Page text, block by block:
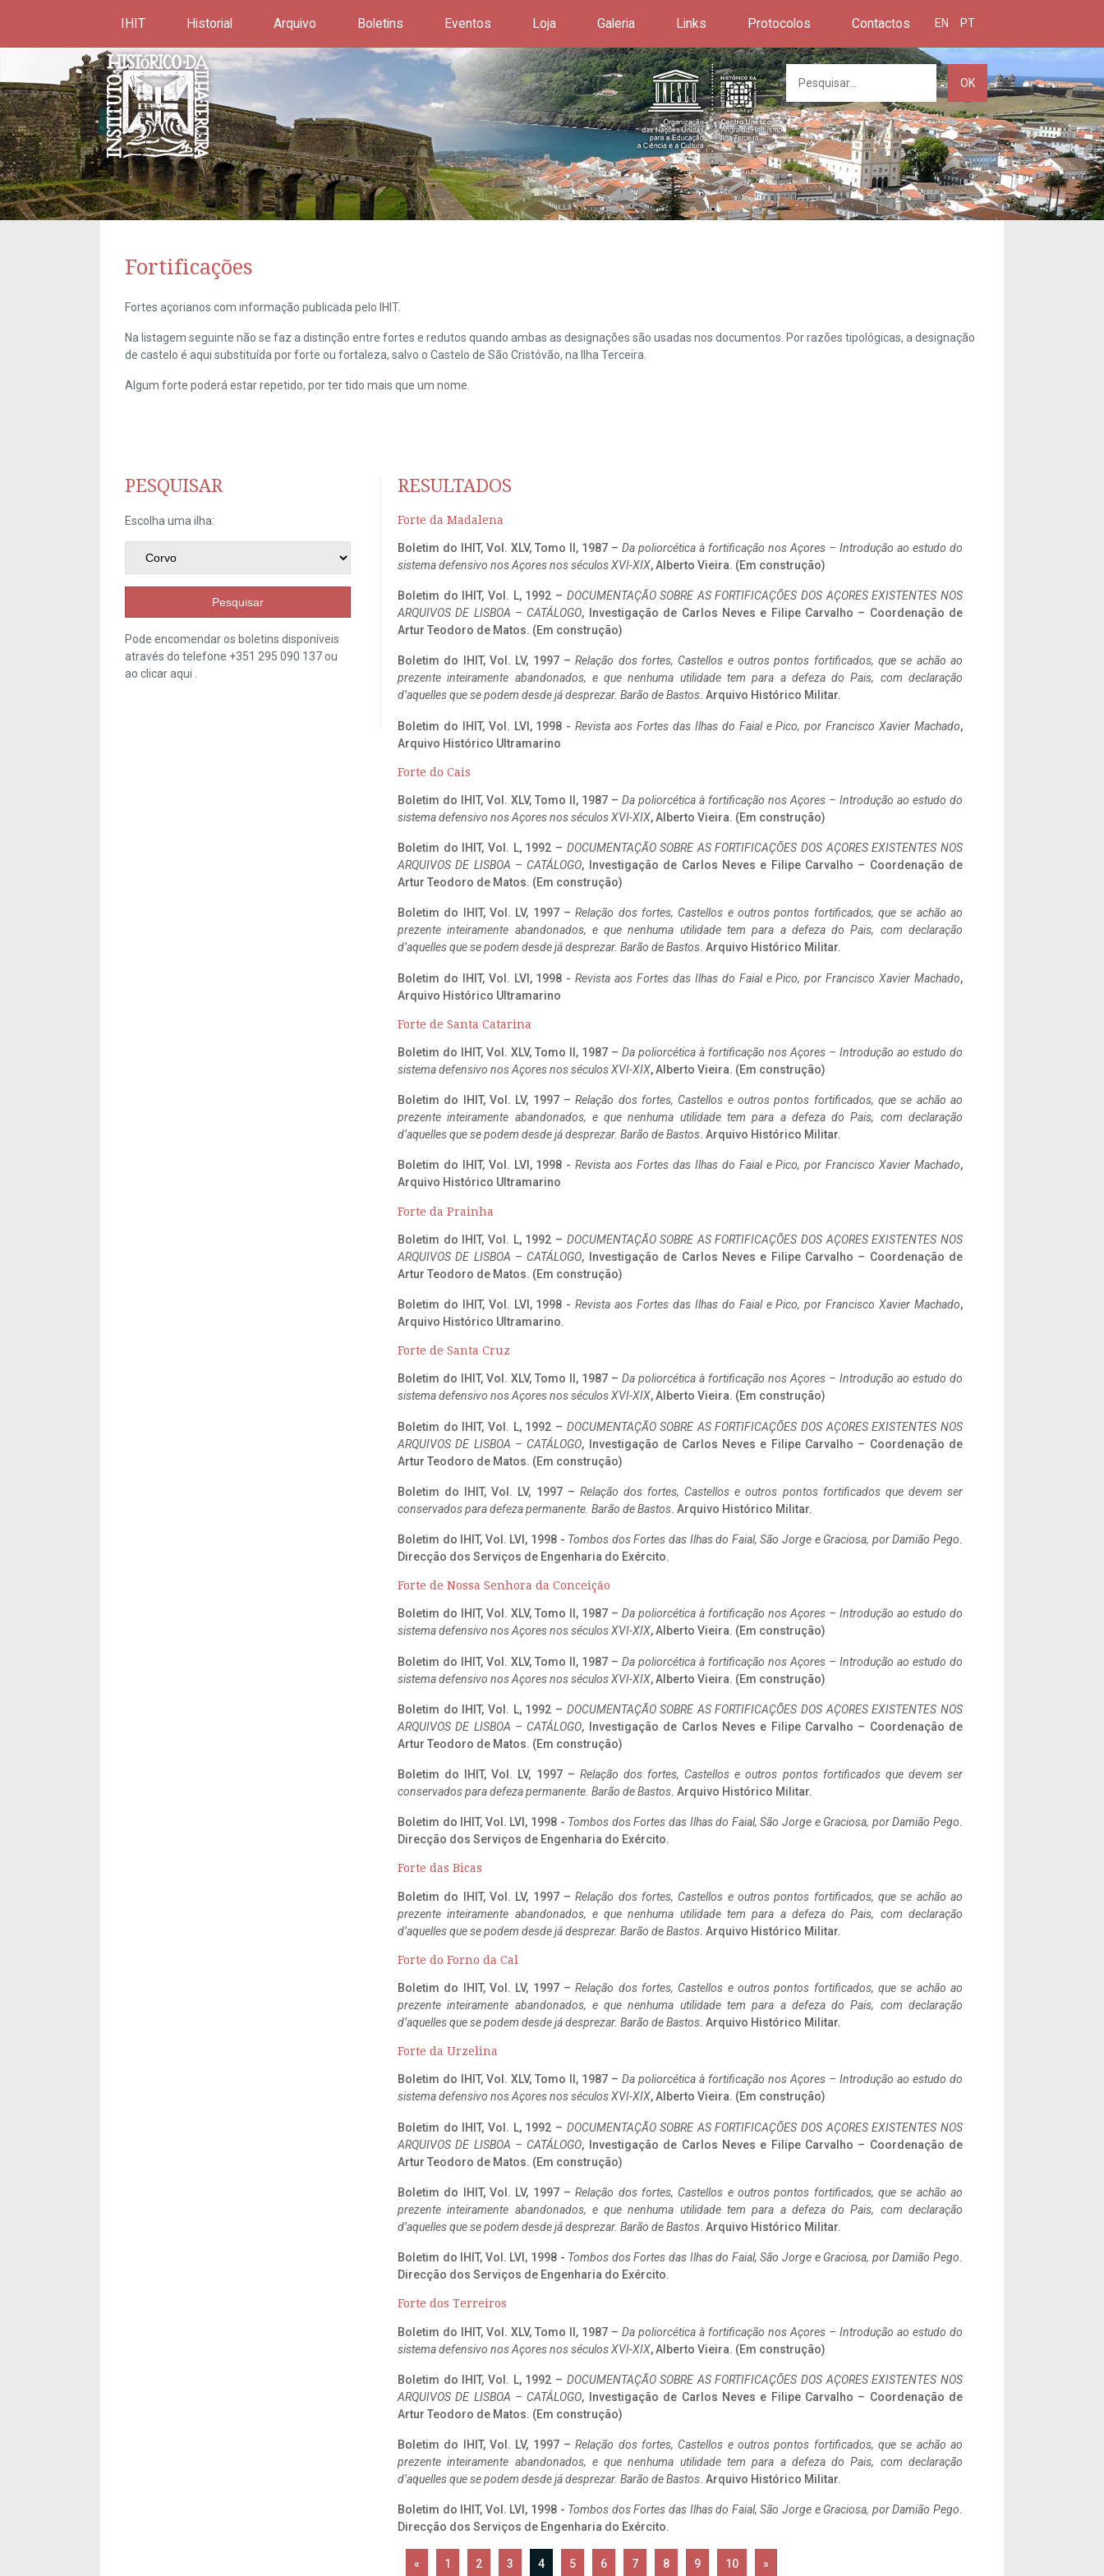
IHIT Historial Arquivo Boletins Eventos Loja Galeria Links Protocolos Contactos EN PT
OK
Fortificações
Fortes açorianos com informação publicada pelo IHIT.
Na listagem seguinte não se faz a distinção entre fortes e redutos quando ambas as designações são usadas nos documentos. Por razões tipológicas, a designação
de castelo é aqui substituída por forte ou fortaleza, salvo o Castelo de São Cristóvão, na Ilha Terceira.
Algum forte poderá estar repetido, por ter tido mais que um nome.
PESQUISAR
Escolha uma ilha:
Pesquisar
Pode encomendar os boletins disponíveis
através do telefone +351 295 090 137 ou
ao clicaraqui
RESULTADOS
Forte da Madalena
Boletim do IHIT, Vol. XLV, Tomo II, 1987 – Da poliorcética à fortificação nos Açores – Introdução ao estudo do
sistema defensivo nos Açores nos séculos XVI-XIX, Alberto Vieira. (Em construção)
Boletim do IHIT, Vol. L, 1992 – DOCUMENTAÇÃO SOBRE AS FORTIFICAÇÕES DOS AÇORES EXISTENTES NOS
ARQUIVOS DE LISBOA – CATÁLOGO, Investigação de Carlos Neves e Filipe Carvalho – Coordenação de
Artur Teodoro de Matos. (Em construção)
Boletim do IHIT, Vol. LV, 1997 –Relação dos fortes, Castellos e outros pontos fortificados, que se achão ao
prezente inteiramente abandonados, e que nenhuma utilidade tem para a defeza do Pais, com declaração
d’aquelles que se podem desde já desprezar. Barão de Bastos. Arquivo Histórico Militar.
Boletim do IHIT, Vol. LVI, 1998 -Revista aos Fortes das Ilhas do Faial e Pico, por Francisco Xavier Machado,
Arquivo Histórico Ultramarino
Forte do Cais
Boletim do IHIT, Vol. XLV, Tomo II, 1987 – Da poliorcética à fortificação nos Açores – Introdução ao estudo do
sistema defensivo nos Açores nos séculos XVI-XIX, Alberto Vieira. (Em construção)
Boletim do IHIT, Vol. L, 1992 – DOCUMENTAÇÃO SOBRE AS FORTIFICAÇÕES DOS AÇORES EXISTENTES NOS
ARQUIVOS DE LISBOA – CATÁLOGO, Investigação de Carlos Neves e Filipe Carvalho – Coordenação de
Artur Teodoro de Matos. (Em construção)
Boletim do IHIT, Vol. LV, 1997 –Relação dos fortes, Castellos e outros pontos fortificados, que se achão ao
prezente inteiramente abandonados, e que nenhuma utilidade tem para a defeza do Pais, com declaração
d’aquelles que se podem desde já desprezar. Barão de Bastos. Arquivo Histórico Militar.
Boletim do IHIT, Vol. LVI, 1998 -Revista aos Fortes das Ilhas do Faial e Pico, por Francisco Xavier Machado,
Arquivo Histórico Ultramarino
Forte de Santa Catarina
Boletim do IHIT, Vol. XLV, Tomo II, 1987 – Da poliorcética à fortificação nos Açores – Introdução ao estudo do
sistema defensivo nos Açores nos séculos XVI-XIX, Alberto Vieira. (Em construção)
Boletim do IHIT, Vol. LV, 1997 –Relação dos fortes, Castellos e outros pontos fortificados, que se achão ao
prezente inteiramente abandonados, e que nenhuma utilidade tem para a defeza do Pais, com declaração
d’aquelles que se podem desde já desprezar. Barão de Bastos. Arquivo Histórico Militar.
Boletim do IHIT, Vol. LVI, 1998 -Revista aos Fortes das Ilhas do Faial e Pico, por Francisco Xavier Machado,
Arquivo Histórico Ultramarino
Forte da Prainha
Boletim do IHIT, Vol. L, 1992 – DOCUMENTAÇÃO SOBRE AS FORTIFICAÇÕES DOS AÇORES EXISTENTES NOS
ARQUIVOS DE LISBOA – CATÁLOGO, Investigação de Carlos Neves e Filipe Carvalho – Coordenação de
Artur Teodoro de Matos. (Em construção)
Boletim do IHIT, Vol. LVI, 1998 -Revista aos Fortes das Ilhas do Faial e Pico, por Francisco Xavier Machado,
Arquivo Histórico Ultramarino.
Forte de Santa Cruz
Boletim do IHIT, Vol. XLV, Tomo II, 1987 – Da poliorcética à fortificação nos Açores – Introdução ao estudo do
sistema defensivo nos Açores nos séculos XVI-XIX, Alberto Vieira. (Em construção)
Boletim do IHIT, Vol. L, 1992 – DOCUMENTAÇÃO SOBRE AS FORTIFICAÇÕES DOS AÇORES EXISTENTES NOS
ARQUIVOS DE LISBOA – CATÁLOGO, Investigação de Carlos Neves e Filipe Carvalho – Coordenação de
Artur Teodoro de Matos. (Em construção)
Boletim do IHIT, Vol. LV, 1997 – Relação dos fortes, Castellos e outros pontos fortificados que devem ser
conservados para defeza permanente. Barão de Bastos. Arquivo Histórico Militar.
Boletim do IHIT, Vol. LVI, 1998 - Tombos dos Fortes das Ilhas do Faial, São Jorge e Graciosa, por Damião Pego.
Direcção dos Serviços de Engenharia do Exército.
Forte de Nossa Senhora da Conceição
Boletim do IHIT, Vol. XLV, Tomo II, 1987 – Da poliorcética à fortificação nos Açores – Introdução ao estudo do
sistema defensivo nos Açores nos séculos XVI-XIX, Alberto Vieira. (Em construção)
Boletim do IHIT, Vol. XLV, Tomo II, 1987 – Da poliorcética à fortificação nos Açores – Introdução ao estudo do
sistema defensivo nos Açores nos séculos XVI-XIX, Alberto Vieira. (Em construção)
Boletim do IHIT, Vol. L, 1992 – DOCUMENTAÇÃO SOBRE AS FORTIFICAÇÕES DOS AÇORES EXISTENTES NOS
ARQUIVOS DE LISBOA – CATÁLOGO, Investigação de Carlos Neves e Filipe Carvalho – Coordenação de
Artur Teodoro de Matos. (Em construção)
Boletim do IHIT, Vol. LV, 1997 – Relação dos fortes, Castellos e outros pontos fortificados que devem ser
conservados para defeza permanente. Barão de Bastos. Arquivo Histórico Militar.
Boletim do IHIT, Vol. LVI, 1998 - Tombos dos Fortes das Ilhas do Faial, São Jorge e Graciosa, por Damião Pego.
Direcção dos Serviços de Engenharia do Exército.
Forte das Bicas
Boletim do IHIT, Vol. LV, 1997 –Relação dos fortes, Castellos e outros pontos fortificados, que se achão ao
prezente inteiramente abandonados, e que nenhuma utilidade tem para a defeza do Pais, com declaração
d’aquelles que se podem desde já desprezar. Barão de Bastos. Arquivo Histórico Militar.
Forte do Forno da Cal
Boletim do IHIT, Vol. LV, 1997 –Relação dos fortes, Castellos e outros pontos fortificados, que se achão ao
prezente inteiramente abandonados, e que nenhuma utilidade tem para a defeza do Pais, com declaração
d’aquelles que se podem desde já desprezar. Barão de Bastos. Arquivo Histórico Militar.
Forte da Urzelina
Boletim do IHIT, Vol. XLV, Tomo II, 1987 – Da poliorcética à fortificação nos Açores – Introdução ao estudo do
sistema defensivo nos Açores nos séculos XVI-XIX, Alberto Vieira. (Em construção)
Boletim do IHIT, Vol. L, 1992 – DOCUMENTAÇÃO SOBRE AS FORTIFICAÇÕES DOS AÇORES EXISTENTES NOS
ARQUIVOS DE LISBOA – CATÁLOGO, Investigação de Carlos Neves e Filipe Carvalho – Coordenação de
Artur Teodoro de Matos. (Em construção)
Boletim do IHIT, Vol. LV, 1997 –Relação dos fortes, Castellos e outros pontos fortificados, que se achão ao
prezente inteiramente abandonados, e que nenhuma utilidade tem para a defeza do Pais, com declaração
d’aquelles que se podem desde já desprezar. Barão de Bastos. Arquivo Histórico Militar.
Boletim do IHIT, Vol. LVI, 1998 - Tombos dos Fortes das Ilhas do Faial, São Jorge e Graciosa, por Damião Pego.
Direcção dos Serviços de Engenharia do Exército.
Forte dos Terreiros
Boletim do IHIT, Vol. XLV, Tomo II, 1987 – Da poliorcética à fortificação nos Açores – Introdução ao estudo do
sistema defensivo nos Açores nos séculos XVI-XIX, Alberto Vieira. (Em construção)
Boletim do IHIT, Vol. L, 1992 – DOCUMENTAÇÃO SOBRE AS FORTIFICAÇÕES DOS AÇORES EXISTENTES NOS
ARQUIVOS DE LISBOA – CATÁLOGO, Investigação de Carlos Neves e Filipe Carvalho – Coordenação de
Artur Teodoro de Matos. (Em construção)
Boletim do IHIT, Vol. LV, 1997 –Relação dos fortes, Castellos e outros pontos fortificados, que se achão ao
prezente inteiramente abandonados, e que nenhuma utilidade tem para a defeza do Pais, com declaração
d’aquelles que se podem desde já desprezar. Barão de Bastos. Arquivo Histórico Militar.
Boletim do IHIT, Vol. LVI, 1998 - Tombos dos Fortes das Ilhas do Faial, São Jorge e Graciosa, por Damião Pego.
Direcção dos Serviços de Engenharia do Exército.
« 1 2 3 4 5 6 7 8 9 10 »